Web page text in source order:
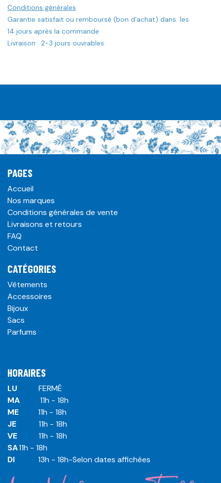
Conditions générales
Garantie satisfait ou remboursé (bon d'achat) dans les
14 jours après la commande
Livraison : 2-3 jours ouvrables
PAGES
Accueil
Nos marques
Conditions générales de vente
Livraisons et retours
FAQ
Contact
CATÉGORIES
Vêtements
Accessoires
Bijoux
Sacs
Parfums
HORAIRES
LU
​ ​FERMÉ
MA
​11h - 18h
ME
​11h - 18h
JE
​​11h - 18h
VE
​​​11h - 18h
SA​​​11h - 18h
DI
​​​ 13h - 18h-Selon dates affichées